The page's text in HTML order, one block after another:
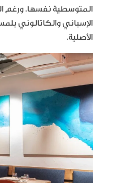
المتوسطية نفسها. ورغم
الإسباني والكاتالوني
الأصلية.